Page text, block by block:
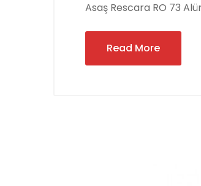
Asaş Rescara RO 73
Read More